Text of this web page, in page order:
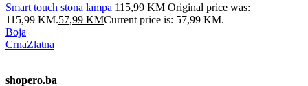
Smart touch stona lampa 115,99KM Original price was:
115,99 KM.57,99 KMCurrent price is: 57,99 KM.
Boja
CrnaZlatna
shopero.ba